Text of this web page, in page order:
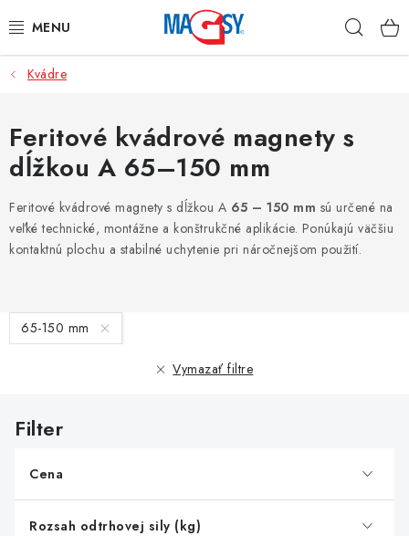
na
HLAVNÉ KATEGÓRIE
MAGNETICKÉ POMÔCKY
PRIEMYSELNÉ MAGNETY
OSTATNÉ MAGNETY
O nás Obchodné podmienky
Kontakt
Odstúpenie od zmluvy
Kvádre
Feritové kvádrové magnety s
dĺžkou A 65–150 mm
Feritové kvádrové magnety s dĺžkou A 65 – 150 mm sú určené na
veľké technické, montážne a konštrukčné aplikácie. Ponúkajú väčšiu
kontaktnú plochu a stabilné uchytenie pri náročnejšom použití.
V
ý
s
o
65-150 mm
Vymazať filtre
Cena
Rozsah odtrhovej sily (kg)